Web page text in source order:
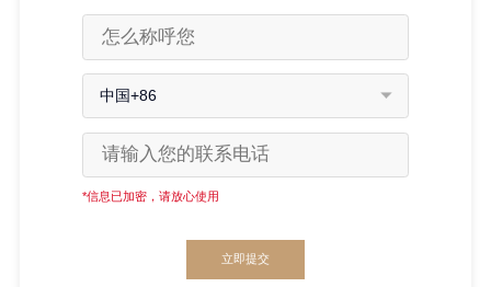
中国+86
*信息已加密，请放心使用
立即提交